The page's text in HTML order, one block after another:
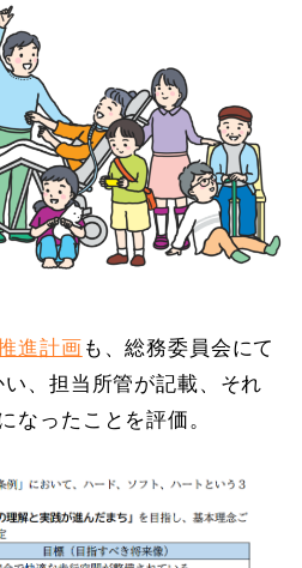
進計画 も、総務委員会にて
、担当所管が記載、それ
なったことを評価。